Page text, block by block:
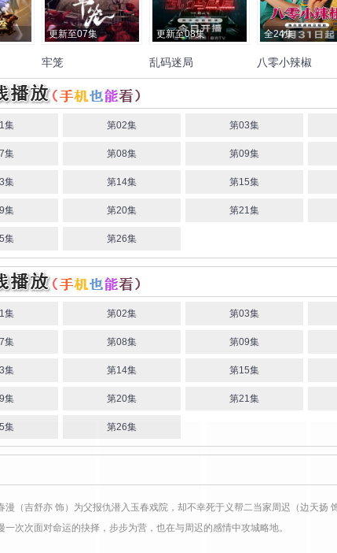
更新至07集
牢笼
李百惠 何昶希 陈建宇 于
昕仡 屈刚 金鑫 黄英
更新至08集
乱码迷局
牛骏峰 卢杉 嘉羿 董勇 苏
全24集
八零小辣椒
宗元圆 吴竹熙 刘
集 第02集 第03集
集 第08集 第09集
集 第14集 第15集
集 第20集 第21集
集 第26集
集 第02集 第03集
集 第08集 第09集
集 第14集 第15集
集 第20集 第21集
集 第26集
漫（吉舒亦 饰）为父报仇潜入玉春戏院，却不幸死于义帮二当家周迟（边天
一次次面对命运的抉择，步步为营，也在与周迟的感情中攻城略地。